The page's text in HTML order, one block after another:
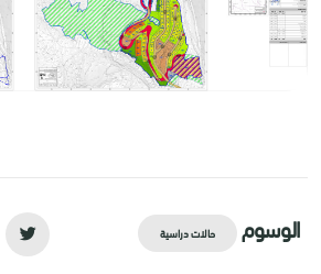
الوسوم حالات دراسية